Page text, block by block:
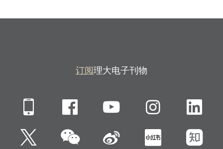
订阅理大电子刊物
Mobile FacebookYouTube
Twitter微信 新浪微博小红书知